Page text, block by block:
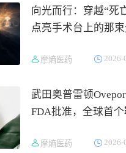
向光而行：穿越“死
点亮手术台上的那
摩熵医药 2026-
武田奥普雷顿
FDA批准，全球首
上市摩熵医药 2026-